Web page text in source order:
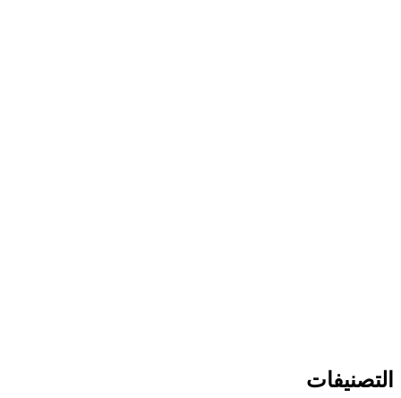
التصنيفات